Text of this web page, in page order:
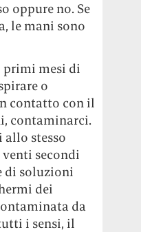
oppure no. Se
le mani sono
primi mesi di
o
contatto con il
contaminarci.
stesso
secondi
di soluzioni
dei
da
i sensi, il